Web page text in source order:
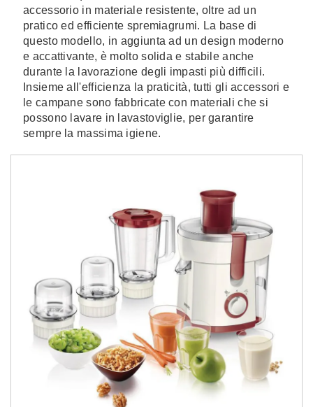
accessorio in materiale resistente, oltre ad un
pratico ed efficiente spremiagrumi. La base di
questo modello, in aggiunta ad un design moderno
e accattivante, è molto solida e stabile anche
durante la lavorazione degli impasti più difficili.
Insieme all'efficienza la praticità, tutti gli accessori e
le campane sono fabbricate con materiali che si
possono lavare in lavastoviglie, per garantire
sempre la massima igiene.